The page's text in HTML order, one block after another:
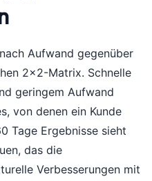
Aufwand gegenüber
2x2-Matrix. Schnelle
geringem Aufwand
von denen ein Kunde
Tage Ergebnisse sieht
das die
Verbesserungen mit